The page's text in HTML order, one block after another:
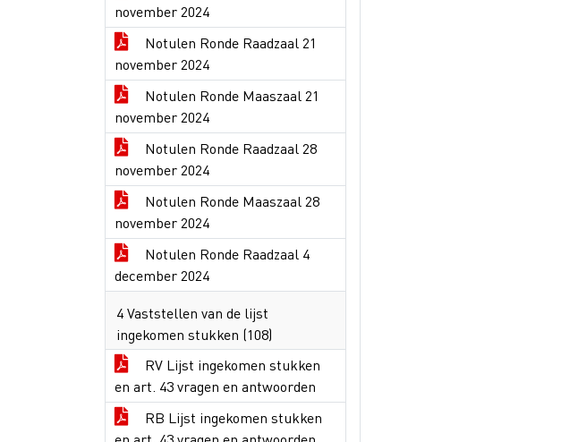
november 2024
Notulen Ronde Raadzaal 21
november 2024
Notulen Ronde Maaszaal 21
november 2024
Notulen Ronde Raadzaal 28
november 2024
Notulen Ronde Maaszaal 28
november 2024
Notulen Ronde Raadzaal 4
december 2024
4 Vaststellen van de lijst
ingekomen stukken (108)
RV Lijst ingekomen stukken
en art. 43 vragen en antwoorden
RB Lijst ingekomen stukken